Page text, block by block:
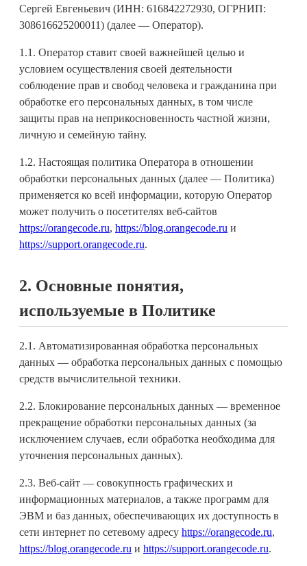
Сергей Евгеньевич (ИНН: 616842272930, ОГРНИП:
308616625200011) (далее — Оператор).
1.1. Оператор ставит своей важнейшей целью и
условием осуществления своей деятельности
соблюдение прав и свобод человека и гражданина при
обработке его персональных данных, в том числе
защиты прав на неприкосновенность частной жизни,
личную и семейную тайну.
1.2. Настоящая политика Оператора в отношении
обработки персональных данных (далее — Политика)
применяется ко всей информации, которую Оператор
может получить о посетителях веб-сайтов
https://orangecode.ru, https://blog.orangecode.ru и
https://support.orangecode.ru.
2. Основные понятия,
используемые в Политике
2.1. Автоматизированная обработка персональных
данных — обработка персональных данных с помощью
средств вычислительной техники.
2.2. Блокирование персональных данных — временное
прекращение обработки персональных данных (за
исключением случаев, если обработка необходима для
уточнения персональных данных).
2.3. Веб-сайт — совокупность графических и
информационных материалов, а также программ для
ЭВМ и баз данных, обеспечивающих их доступность в
сети интернет по сетевому адресу https://orangecode.ru,
https://blog.orangecode.ru и https://support.orangecode.ru.